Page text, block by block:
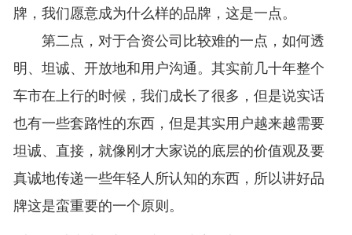
牌，我们愿意成为什么样的品牌，这是一点。
第二点，对于合资公司比较难的一点，如何透
明、坦诚、开放地和用户沟通。其实前几十年整个
车市在上行的时候，我们成长了很多，但是说实话
也有一些套路性的东西，但是其实用户越来越需要
坦诚、直接，就像刚才大家说的底层的价值观及要
真诚地传递一些年轻人所认知的东西，所以讲好品
牌这是蛮重要的一个原则。